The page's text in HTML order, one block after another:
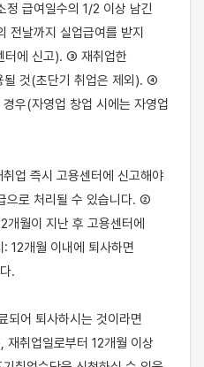
급여일수의 1/2 이상 남긴
전날까지 실업급여를 받지
터에 신고). ③ 재취업한
될 것(초단기 취업은 제외). ④
우(자영업 창업 시에는 자영업
업 즉시 고용센터에 신고해야
으로 처리될 수 있습니다. ②
개월이 지난 후 고용센터에
12개월 이내에 퇴사하면
.
되어 퇴사하시는 것이라면
재취업일로부터 12개월 이상